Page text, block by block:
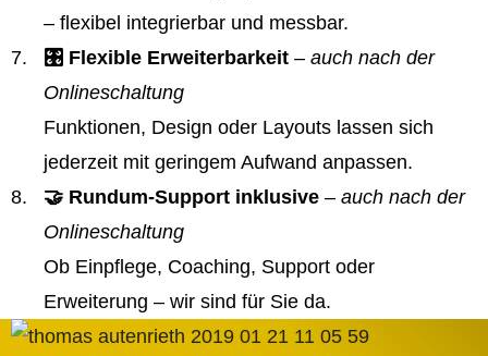
– flexibel integrierbar und messbar.
🎛️ Flexible Erweiterbarkeit – auch nach der
Onlineschaltung
Funktionen, Design oder Layouts lassen sich
jederzeit mit geringem Aufwand anpassen.
🤝 Rundum-Support inklusive – auch nach der
Onlineschaltung
Ob Einpflege, Coaching, Support oder
Erweiterung – wir sind für Sie da.